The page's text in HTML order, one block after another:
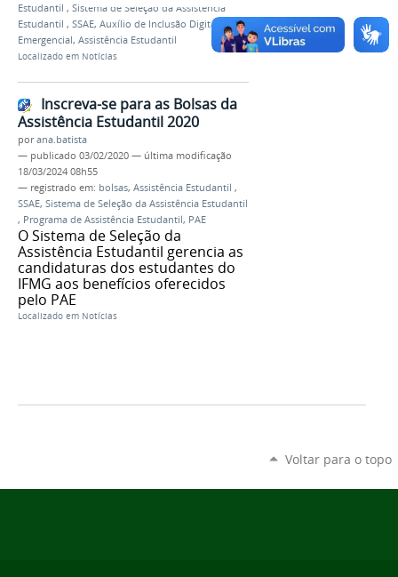
Estudantil , Sistema de Seleção da Assistência
Estudantil , SSAE, Auxílio de Inclusão Digital
Emergencial, Assistência Estudantil
Localizado em Notícias
Inscreva-se para as Bolsas da
Assistência Estudantil 2020
porana.batista
— publicado 03/02/2020 — última modificação
18/03/2024 08h55
— registrado em: bolsas, Assistência Estudantil ,
SSAE, Sistema de Seleção da Assistência Estudantil
, Programa de Assistência Estudantil, PAE
O Sistema de Seleção da
Assistência Estudantil gerencia as
candidaturas dos estudantes do
IFMG aos benefícios oferecidos
pelo PAE
Localizado em Notícias
Voltar para o topo